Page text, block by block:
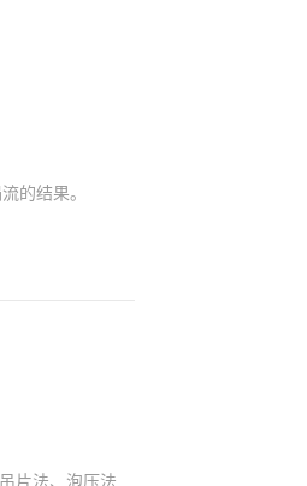
的结果。
片法、泡压法